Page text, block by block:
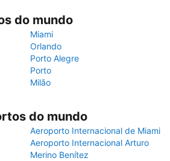
do mundo
Miami
Orlando
Porto Alegre
Porto
Milão
do mundo
Aeroporto Internacional de Miami
Aeroporto Internacional Arturo
Merino Benítez